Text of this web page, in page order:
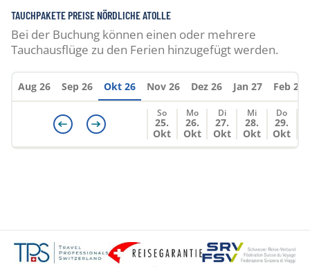
Zurich (ZRH) CHF
2623
CHF
2259
CHF
2100
CHF
2100
Einzelzimmer
All-Inklusive
CHF
2793
CHF
2428
CHF
2269
CHF
2270
CHF
2490
Zurich (ZRH) 2793 2428
CHF
2269
CHF
2270 2490
TAUCHPAKETE PREISE NÖRDLICHE ATOLLE
Bei der Buchung können einen oder mehrere
Tauchausflüge zu den Ferien hinzugefügt werden.
Aug 26 Sep 26 Okt 26 Nov 26 Dez 26 Jan 27 Feb 27
So
25.
Okt
Mo
26.
Okt
Di
27.
Okt
Mi
28.
Okt
Do
29.
Okt